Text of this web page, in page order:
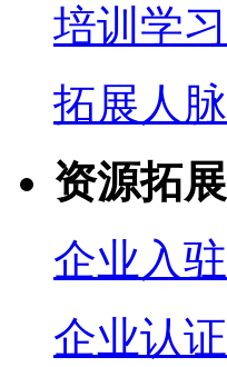
培训学习
拓展人脉
资源拓展
企业入驻
企业认证